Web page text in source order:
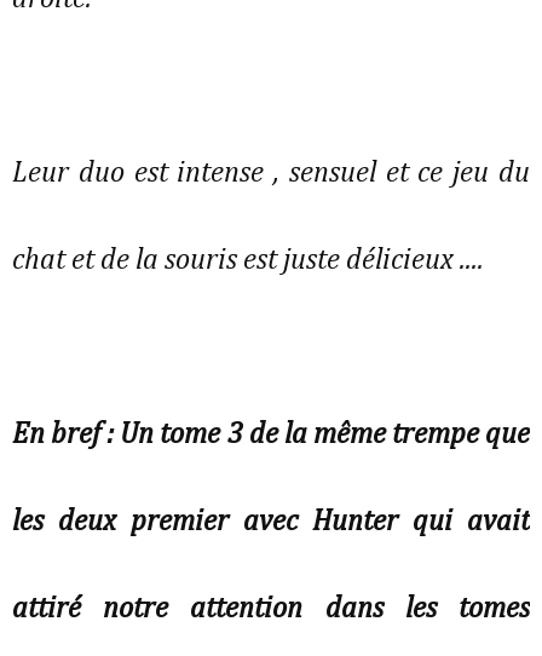
Leur duo est intense , sensuel et ce jeu du
chat et de la souris est juste délicieux ....
En bref : Un tome 3 de la même trempe que
les deux premier avec Hunter qui avait
attiré notre attention dans les tomes